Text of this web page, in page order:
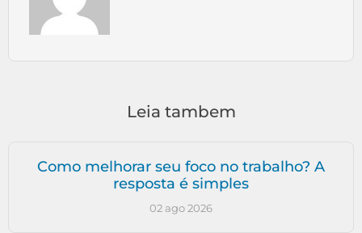
Leia tambem
Como melhorar seu foco no trabalho? A
resposta é simples
02 ago 2026